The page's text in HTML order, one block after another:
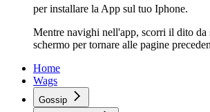
per installare la App sul tuo Iphone.
Mentre navighi nell'app, scorri il dito da
schermo per tornare alle pagine
Home
Wags
Gossip